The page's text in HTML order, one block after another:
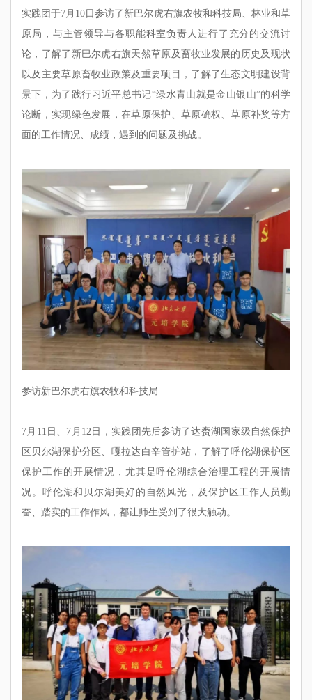
实践团于7月10日参访了新巴尔虎右旗农牧和科技局、林业和草
原局，与主管领导与各职能科室负责人进行了充分的交流讨
论，了解了新巴尔虎右旗天然草原及畜牧业发展的历史及现状
以及主要草原畜牧业政策及重要项目，了解了生态文明建设背
景下，为了践行习近平总书记“绿水青山就是金山银山”的科学
论断，实现绿色发展，在草原保护、草原确权、草原补奖等方
面的工作情况、成绩，遇到的问题及挑战。
参访新巴尔虎右旗农牧和科技局
7月11日、7月12日，实践团先后参访了达赉湖国家级自然保护
区贝尔湖保护分区、嘎拉达白辛管护站，了解了呼伦湖保护区
保护工作的开展情况，尤其是呼伦湖综合治理工程的开展情
况。呼伦湖和贝尔湖美好的自然风光，及保护区工作人员勤
奋、踏实的工作作风，都让师生受到了很大触动。